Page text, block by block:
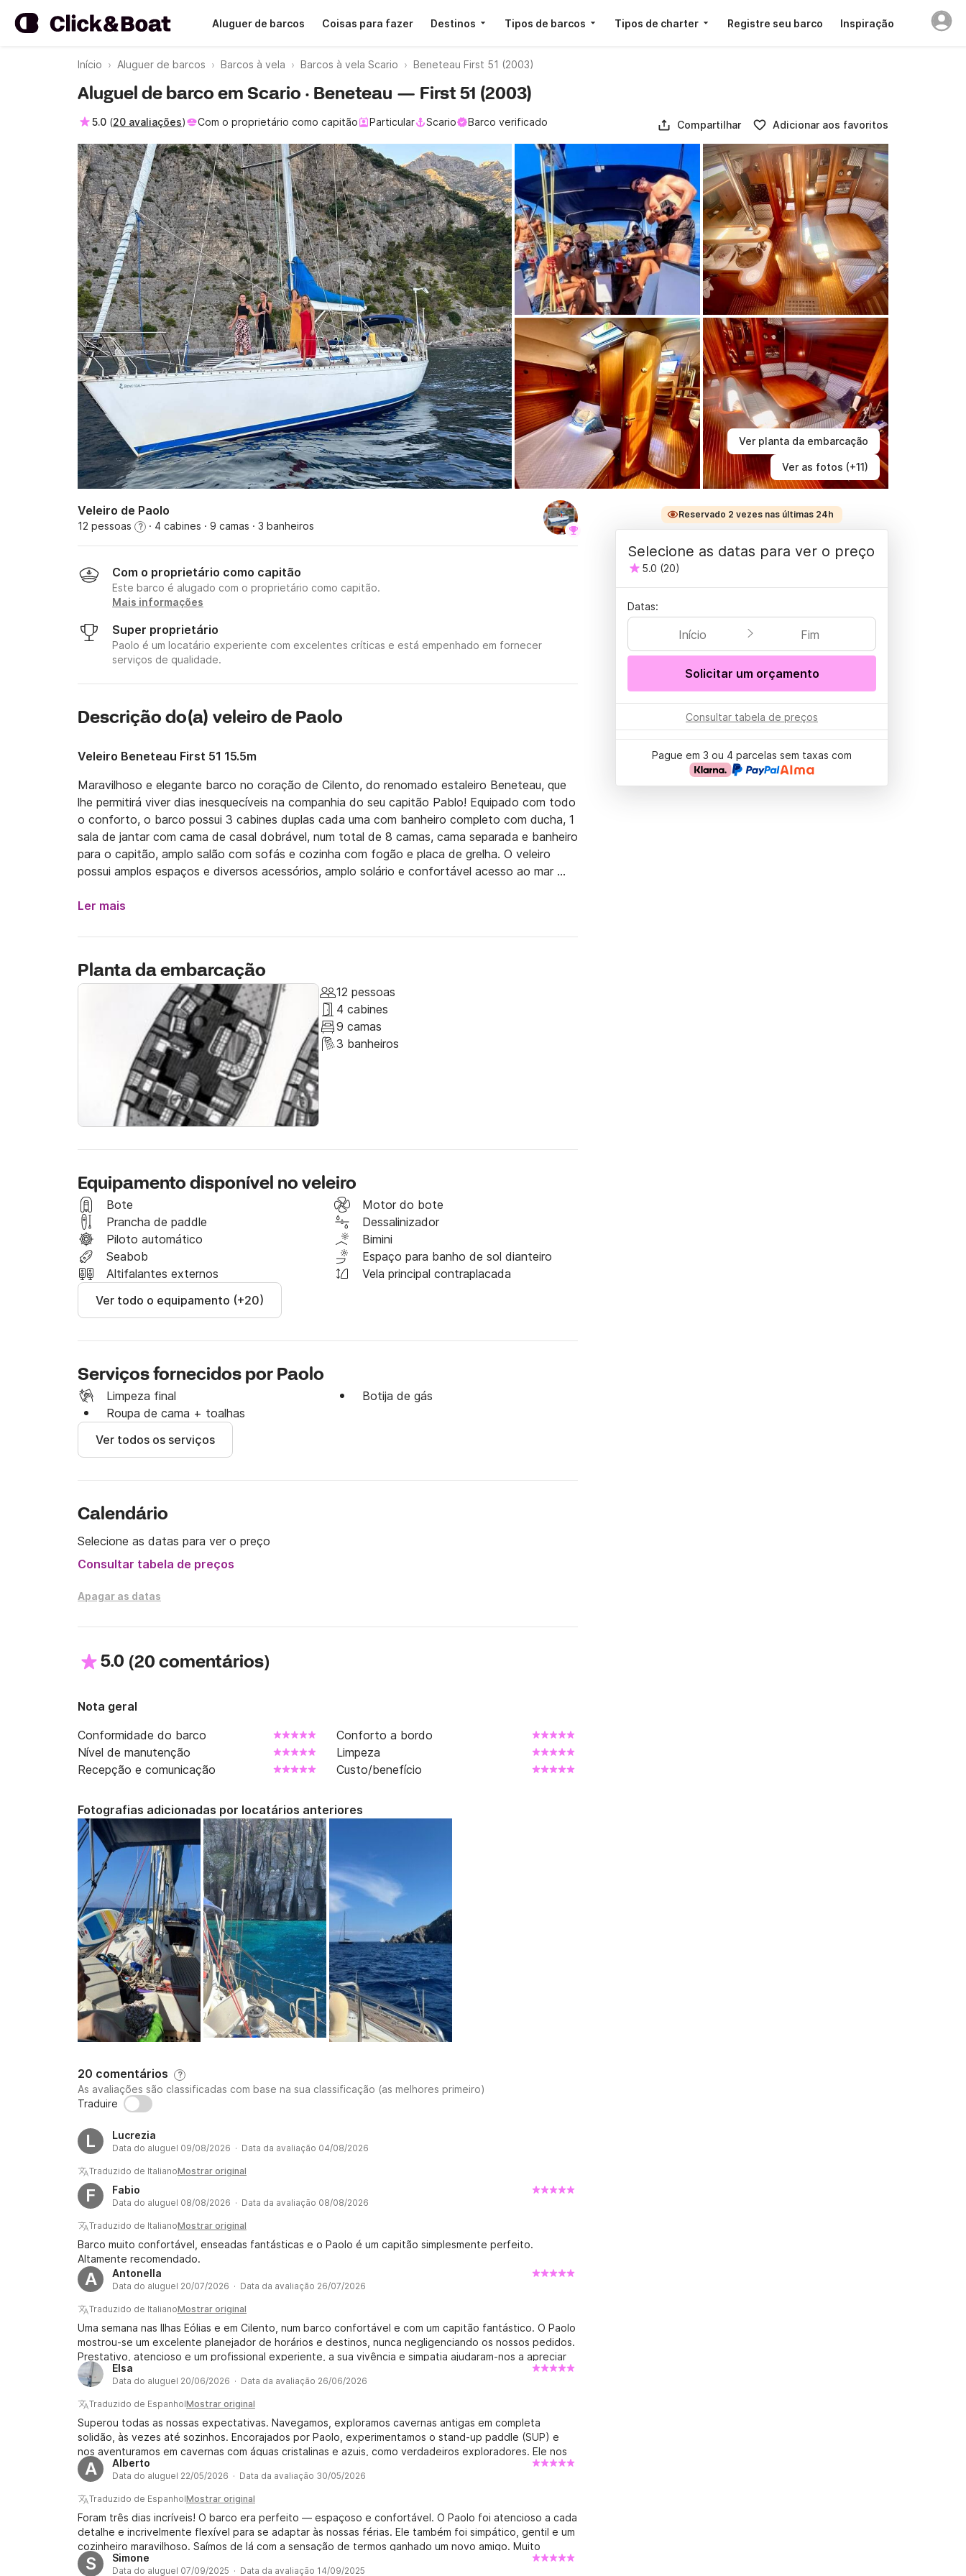
Aluguer de barcos Coisas para fazer Destinos Tipos de barcos Tipos de charter Registre seu barco Inspiração
Início Aluguer de barcos Barcos à vela Barcos à vela Scario Beneteau First 51 (2003)
Ver planta da embarcação
Ver as fotos (+11)
Aluguel de barco em Scario · Beneteau — First 51 (2003)
5.0 (20 avaliações) Com o proprietário como capitão Particular Scario Barco verificado Compartilhar Adicionar aos favoritos
Veleiro de Paolo
12 pessoas ? · 4 cabines · 9 camas · 3 banheiros
Com o proprietário como capitão
Este barco é alugado com o proprietário como capitão.
Mais informações
Super proprietário
Paolo é um locatário experiente com excelentes críticas e está empenhado em fornecer
serviços de qualidade.
Descrição do(a) veleiro de Paolo
Veleiro Beneteau First 51 15.5m
Maravilhoso e elegante barco no coração de Cilento, do renomado estaleiro Beneteau, que
lhe permitirá viver dias inesquecíveis na companhia do seu capitão Pablo! Equipado com todo
o conforto, o barco possui 3 cabines duplas cada uma com banheiro completo com ducha, 1
sala de jantar com cama de casal dobrável, num total de 8 camas, cama separada e banheiro
para o capitão, amplo salão com sofás e cozinha com fogão e placa de grelha. O veleiro
possui amplos espaços e diversos acessórios, amplo solário e confortável acesso ao mar
tender de 3 metros 5cv, stand up paddle, lençóis e toalhas estão incluídos no preço
Amalfitana com Capri e Sorrento, admirando a mais bela e famosa das costas italianas. Os
gasóleo e de provisões que ficarão ao seu critério. O Capitão, além de ser um bom
cozinheiro, conhece cada centímetro do litoral e saberá deixá-lo à vontade, proporcionando-
lhe fortes emoções inesquecíveis, não perca esta maravilhosa oportunidade, com certeza
ficará satisfeito.
Ler mais
Planta da embarcação
12 pessoas
4 cabines
9 camas
3 banheiros
Equipamento disponível no veleiro
Bote
Motor do bote
Prancha de paddle
Dessalinizador
Piloto automático
Bimini
Seabob
Espaço para banho de sol dianteiro
Altifalantes externos
Vela principal contraplacada
Ver todo o equipamento (+20)
Serviços fornecidos por Paolo
Limpeza final
Botija de gás
Roupa de cama + toalhas
Ver todos os serviços
Calendário
Selecione as datas para ver o preço
Consultar tabela de preços
Apagar as datas
5.0 (20 comentários)
Nota geral
Conformidade do barco
Conforto a bordo
Nível de manutenção
Limpeza
Recepção e comunicação
Custo/benefício
Fotografias adicionadas por locatários anteriores
20 comentários ?
As avaliações são classificadas com base na sua classificação (as melhores primeiro)
Traduire
L Lucrezia
Data do aluguel 09/08/2026 · Data da avaliação 04/08/2026
Traduzido de ItalianoMostrar original
F Fabio
Data do aluguel 08/08/2026 · Data da avaliação 08/08/2026
Traduzido de ItalianoMostrar original
Barco muito confortável, enseadas fantásticas e o Paolo é um capitão simplesmente perfeito.
Altamente recomendado.
A Antonella
Data do aluguel 20/07/2026 · Data da avaliação 26/07/2026
Traduzido de ItalianoMostrar original
Uma semana nas Ilhas Eólias e em Cilento, num barco confortável e com um capitão fantástico. O Paolo
mostrou-se um excelente planejador de horários e destinos, nunca negligenciando os nossos pedidos.
Prestativo, atencioso e um profissional experiente, a sua vivência e simpatia ajudaram-nos a apreciar
plenamente a experiência e os lugares, sempre oferecendo excelentes conselhos. Em suma,
altamente recomendável e, na nossa opinião, definitivamente uma experiência que vale a pena repetir!
Elsa
Data do aluguel 20/06/2026 · Data da avaliação 26/06/2026
Traduzido de EspanholMostrar original
Superou todas as nossas expectativas. Navegamos, exploramos cavernas antigas em completa
solidão, às vezes até sozinhos. Encorajados por Paolo, experimentamos o stand-up paddle (SUP) e
nos aventuramos em cavernas com águas cristalinas e azuis, como verdadeiros exploradores. Ele nos
levou a praias de areia negra com seixos pretos como azeviche, preparou delícias culinárias e nos
orientou para as melhores decisões de itinerário. Sua experiência em navegação e conhecimento do
mar permitem que o veleiro atinja todo o seu potencial. Obrigado, Capitão; com você, a vida é uma
A Alberto
Data do aluguel 22/05/2026 · Data da avaliação 30/05/2026
Traduzido de EspanholMostrar original
Foram três dias incríveis! O barco era perfeito — espaçoso e confortável. O Paolo foi atencioso a cada
detalhe e incrivelmente flexível para se adaptar às nossas férias. Ele também foi simpático, gentil e um
cozinheiro maravilhoso. Saímos de lá com a sensação de termos ganhado um novo amigo. Muito
obrigado por tudo!
S Simone
Data do aluguel 07/09/2025 · Data da avaliação 14/09/2025
Reservado 2 vezes nas últimas 24h
Selecione as datas para ver o preço
5.0 (20)
Datas:
Início Fim
Solicitar um orçamento
Consultar tabela de preços
Pague em 3 ou 4 parcelas sem taxas com